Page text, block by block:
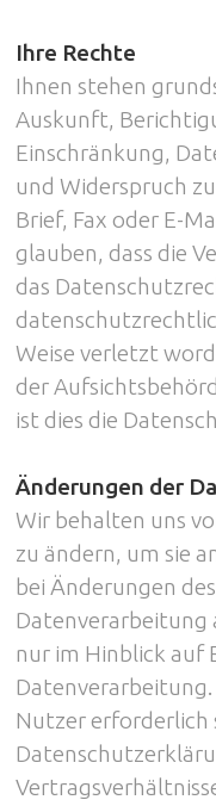
Ihre Rechte
Ihnen stehen
Auskunft,
Einschränkung,
und Widerspruch
Brief, Fax oder E-
glauben, dass die
das
Weise verletzt
der
ist dies die
Änderungen der
Wir behalten uns
zu ändern, um sie
bei Änderungen
Datenverarbeitung
nur im Hinblick auf
Nutzer erforderlich